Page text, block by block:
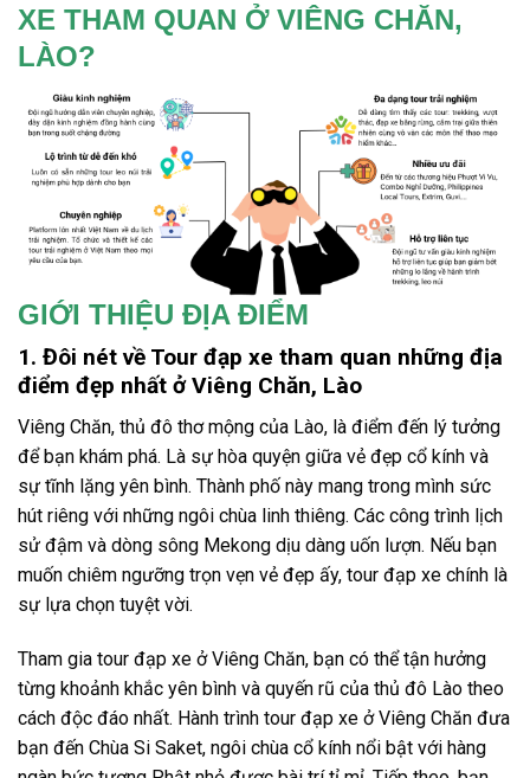
XE THAM QUAN Ở VIÊNG CHĂN,
LÀO?
GIỚI THIỆU ĐỊA ĐIỂM
1. Đôi nét về Tour đạp xe tham quan những địa
điểm đẹp nhất ở Viêng Chăn, Lào
Viêng Chăn, thủ đô thơ mộng của Lào, là điểm đến lý tưởng
để bạn khám phá. Là sự hòa quyện giữa vẻ đẹp cổ kính và
sự tĩnh lặng yên bình. Thành phố này mang trong mình sức
hút riêng với những ngôi chùa linh thiêng. Các công trình lịch
sử đậm và dòng sông Mekong dịu dàng uốn lượn. Nếu bạn
muốn chiêm ngưỡng trọn vẹn vẻ đẹp ấy, tour đạp xe chính là
sự lựa chọn tuyệt vời.
Tham gia tour đạp xe ở Viêng Chăn, bạn có thể tận hưởng
từng khoảnh khắc yên bình và quyến rũ của thủ đô Lào theo
cách độc đáo nhất. Hành trình tour đạp xe ở Viêng Chăn đưa
bạn đến Chùa Si Saket, ngôi chùa cổ kính nổi bật với hàng